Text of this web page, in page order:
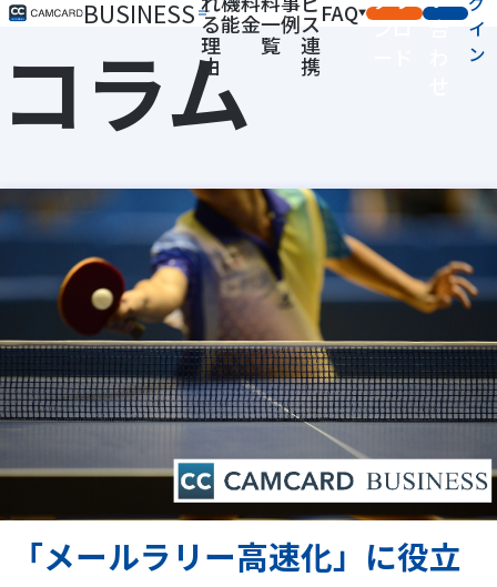
BUSINESS る
理
由
能金一
覧
例ス
連
携
FAQ
ンロ 合
イ
ン
コラム
「メールラリー高速化」に役立